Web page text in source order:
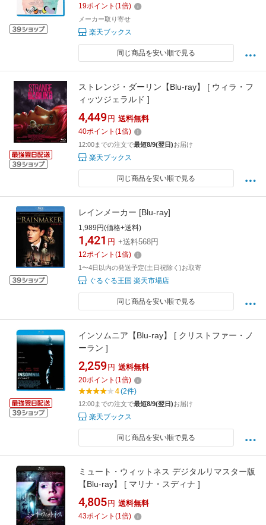
19ポイント (1倍)
メーカー取り寄せ
楽天ブックス
同じ商品を安い順で見る
ストレンジ・ダーリン【Blu-ray】 [ ウィラ・フ
ィッツジェラルド ]
4,449 円 送料無料
40ポイント (1倍)
12:00までの注文で最短8/9(翌日)お届け
楽天ブックス
同じ商品を安い順で見る
レインメーカー [Blu-ray]
1,989円(価格+送料)
1,421 円 +送料568円
12ポイント (1倍)
1〜4日以内の発送予定(土日祝除く)お取寄
ぐるぐる王国 楽天市場店
同じ商品を安い順で見る
インソムニア【Blu-ray】 [ クリストファー・ノ
ーラン ]
2,259 円 送料無料
20ポイント (1倍)
4(2件)
12:00までの注文で最短8/9(翌日)お届け
楽天ブックス
同じ商品を安い順で見る
ミュート・ウィットネス デジタルリマスター版
【Blu-ray】 [ マリナ・スディナ ]
4,805 円 送料無料
43ポイント (1倍)